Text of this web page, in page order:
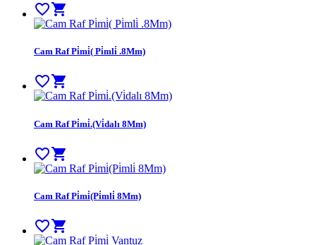
favorite_bordershopping_cart
Cam Raf Pi̇mi̇( Pi̇mli̇ .8Mm)
favorite_border shopping_cart
Cam Raf Pi̇mi̇.(Vi̇dalı 8Mm)
favorite_bordershopping_cart
Cam Raf Pi̇mi̇(Pi̇mli̇ 8Mm)
favorite_bordershopping_cart